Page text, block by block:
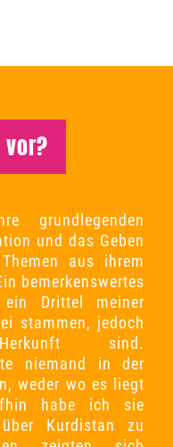
grundlegenden
und das Geben
aus ihrem
bemerkenswertes
Drittel meiner
stammen, jedoch
sind.
niemand in der
weder wo es liegt
habe ich sie
Kurdistan zu